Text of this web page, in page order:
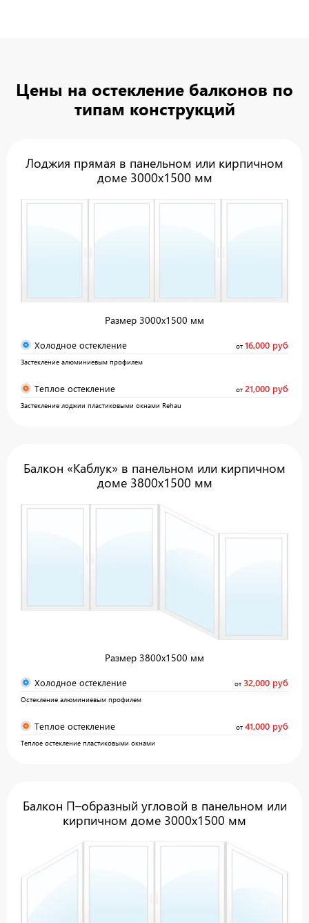
Цены на остекление балконов по
типам конструкций
Лоджия прямая в панельном или кирпичном
доме 3000х1500 мм
Размер 3000х1500 мм
Холодное остекление от 16,000 руб
Застекление алюминиевым профилем
Теплое остекление от 21,000 руб
Застекление лоджии пластиковыми окнами Rehau
Балкон «Каблук» в панельном или кирпичном
доме 3800х1500 мм
Размер 3800х1500 мм
Холодное остекление от 32,000 руб
Остекление алюминиевым профилем
Теплое остекление от 41,000 руб
Теплое остекление пластиковыми окнами
Балкон П–образный угловой в панельном или
кирпичном доме 3000х1500 мм